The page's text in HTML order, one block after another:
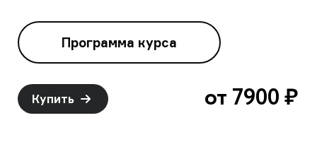
Программа курса
Купить от7900 ₽